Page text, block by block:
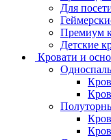
Для
Премиум
Детские
Кровати и